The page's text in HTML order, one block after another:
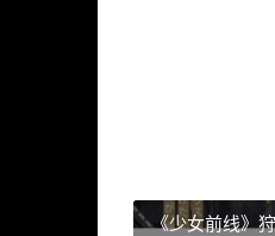
《少女前线》